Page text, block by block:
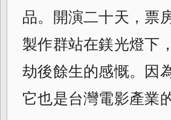
品。開演二十天，票
製作群站在鎂光燈下
劫後餘生的感慨。因
它也是台灣電影產業